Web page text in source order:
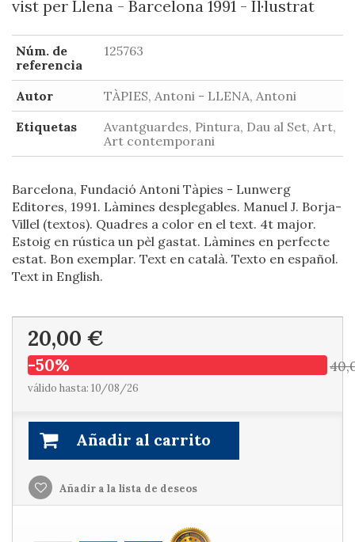
vist per Llena - Barcelona 1991 - Il·lustrat
Núm. de
referencia
125763
Autor
TÀPIES, Antoni - LLENA, Antoni
Etiquetas
Avantguardes, Pintura, Dau al Set, Art,
Art contemporani
Barcelona, Fundació Antoni Tàpies - Lunwerg
Editores, 1991. Làmines desplegables. Manuel J. Borja-
Villel (textos). Quadres a color en el text. 4t major.
Estoig en rústica un pèl gastat. Làmines en perfecte
estat. Bon exemplar. Text en català. Texto en español.
Text in English.
20,00 €
-50%
válido hasta: 10/08/26
Añadir al carrito
Añadir a la lista de deseos